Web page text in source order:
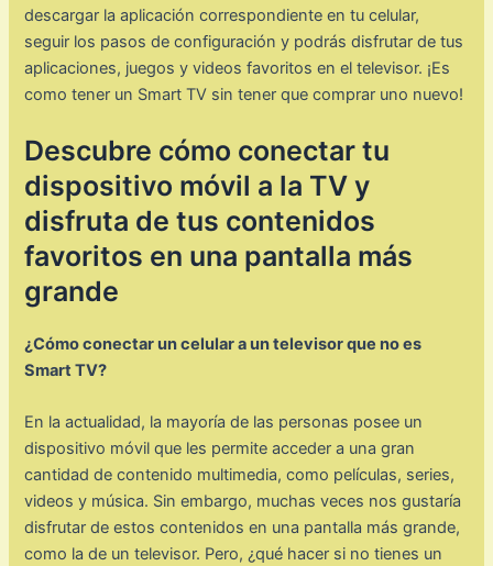
descargar la aplicación correspondiente en tu celular,
seguir los pasos de configuración y podrás disfrutar de tus
aplicaciones, juegos y videos favoritos en el televisor. ¡Es
como tener un Smart TV sin tener que comprar uno nuevo!
Descubre cómo conectar tu
dispositivo móvil a la TV y
disfruta de tus contenidos
favoritos en una pantalla más
grande
¿Cómo conectar un celular a un televisor que no es
Smart TV?
En la actualidad, la mayoría de las personas posee un
dispositivo móvil que les permite acceder a una gran
cantidad de contenido multimedia, como películas, series,
videos y música. Sin embargo, muchas veces nos gustaría
disfrutar de estos contenidos en una pantalla más grande,
como la de un televisor. Pero, ¿qué hacer si no tienes un